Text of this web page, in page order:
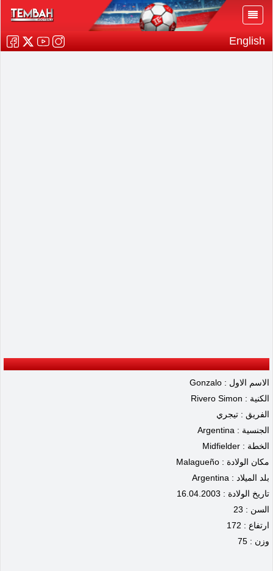
English
الاسم الاول : Gonzalo
الكنية : Rivero Simon
الفريق : تيجري
الجنسية : Argentina
الخطة : Midfielder
مكان الولادة : Malagueño
بلد الميلاد : Argentina
تاريخ الولادة : 16.04.2003
السن : 23
ارتفاع : 172
وزن : 75